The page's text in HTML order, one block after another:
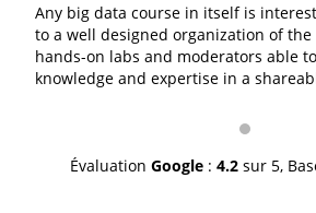
Any big data course in itself is
to a well designed organization of
hands-on labs and moderators able
knowledge and expertise in a
was professionally great in doing
a job well done.
Évaluation Google : 4.2 sur 5,